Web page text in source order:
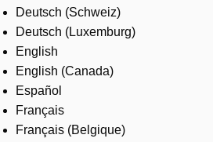
Where to buy
Contact us
Careers
Deutsch (Schweiz)
Deutsch (Luxemburg)
English
English (Canada)
Español
Français
Français (Belgique)